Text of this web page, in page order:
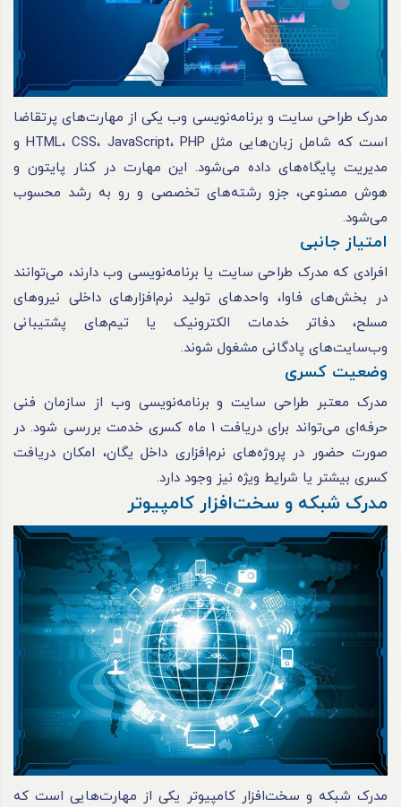
مدرک طراحی سایت و برنامه‌نویسی وب یکی از مهارت‌های پرتقاضا
است که شامل زبان‌هایی مثل HTML، CSS، JavaScript، PHP و
مدیریت پایگاه‌های داده می‌شود. این مهارت در کنار پایتون و
هوش مصنوعی، جزو رشته‌های تخصصی و رو به رشد محسوب
می‌شود.
امتیاز جانبی
افرادی که مدرک طراحی سایت یا برنامه‌نویسی وب دارند، می‌توانند
در بخش‌های فاوا، واحدهای تولید نرم‌افزارهای داخلی نیروهای
مسلح، دفاتر خدمات الکترونیک یا تیم‌های پشتیبانی
وب‌سایت‌های پادگانی مشغول شوند.
وضعیت کسری
مدرک معتبر طراحی سایت و برنامه‌نویسی وب از سازمان فنی
حرفه‌ای می‌تواند برای دریافت 1 ماه کسری خدمت بررسی شود. در
صورت حضور در پروژه‌های نرم‌افزاری داخل یگان، امکان دریافت
کسری بیشتر یا شرایط ویژه نیز وجود دارد.
مدرک شبکه و سخت‌افزار کامپیوتر
مدرک شبکه و سخت‌افزار کامپیوتر یکی از مهارت‌هایی است که